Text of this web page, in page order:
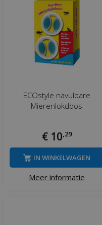
ECOstyle navulbare
Mierenlokdoos
€ 10,29
Meer informatie
IN WINKELWAGEN